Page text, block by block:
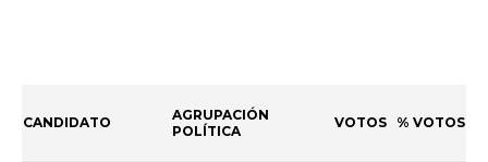
CANDIDATO
AGRUPACIÓN
POLÍTICA
VOTOS % VOTOS